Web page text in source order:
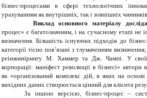
бізнес-процесами в сфері технологічних
урахуванням як внутрішніх, так і зовнішніх
Виклад основного матеріалу
процес» є багатозначним, і на сучасному етапі не
визначення. Більшість існуючих підходів до
категорії тісно пов’язані з тлумаченням
реінжинірингу М. Хаммер та Дж. Чампі. У
корпорації: маніфест революції в бізнесі» автори
як «організований комплекс дій, в яких на
вихідних даних створюється цінний для клієнта
За іншою версією, бізнес-процес –